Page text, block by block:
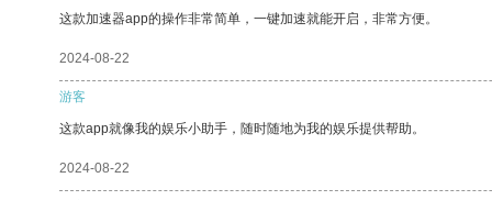
这款加速器app的操作非常简单，一键加速就能开启，非常方便。
2024-08-22
游客
这款app就像我的娱乐小助手，随时随地为我的娱乐提供帮助。
2024-08-22